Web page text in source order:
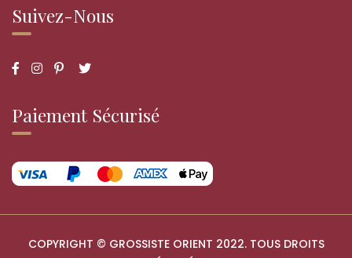
Suivez-Nous
Paiement Sécurisé
COPYRIGHT © GROSSISTE ORIENT 2022. TOUS DROITS